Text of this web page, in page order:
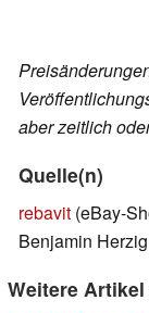
aber zeitlich
Quelle(n)
rebavit (eBay-
Benjamin
Weitere